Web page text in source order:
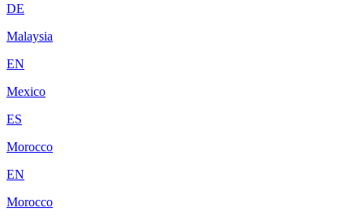
DE
Malaysia
EN
Mexico
ES
Morocco
EN
Morocco